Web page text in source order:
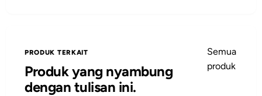
PRODUK TERKAIT
Produk yang nyambung
dengan tulisan ini.
Semua
produk